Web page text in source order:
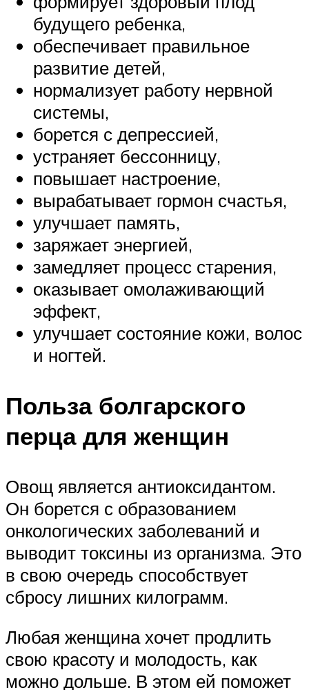
будущего ребенка,
обеспечивает правильное
развитие детей,
нормализует работу нервной
системы,
борется с депрессией,
устраняет бессонницу,
повышает настроение,
вырабатывает гормон счастья,
улучшает память,
заряжает энергией,
замедляет процесс старения,
оказывает омолаживающий
эффект,
улучшает состояние кожи, волос
и ногтей.
Польза болгарского
перца для женщин
Овощ является антиоксидантом.
Он борется с образованием
онкологических заболеваний и
выводит токсины из организма. Это
в свою очередь способствует
сбросу лишних килограмм.
Любая женщина хочет продлить
свою красоту и молодость, как
можно дольше. В этом ей поможет